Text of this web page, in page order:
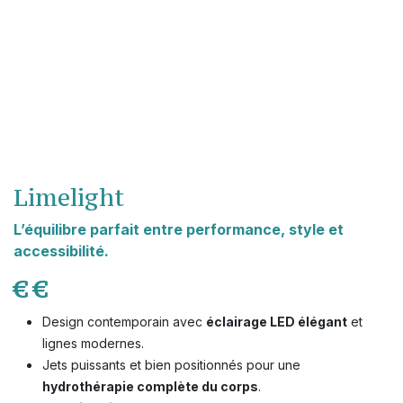
Limelight
L’équilibre parfait entre performance, style et
accessibilité.
€ €
Design contemporain avec éclairage LED élégant et
lignes modernes.
Jets puissants et bien positionnés pour une
hydrothérapie complète du corps.